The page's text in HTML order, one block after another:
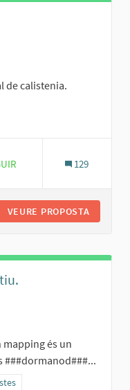
de calistenia.
Esports (Tot el municipi )
129
VEURE PROPOSTA
mapping és un
###dormanod###...
poble i Jornets -